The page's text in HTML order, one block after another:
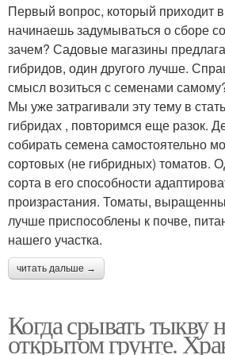
Первый вопрос, который приходит в
начинаешь задумываться о сборе
зачем? Садовые магазины
гибридов, один другого лучше.
смысл возиться с семенами
Мы уже затрагивали эту тему в
гибридах , повторимся еще разок.
собирать семена самостоятельно
сортовых (не гибридных) томатов.
сорта в его способности
произрастания. Томаты,
лучше приспособлены к почве,
нашего участка.
читать дальше →
Когда срывать тыкву
открытом грунте.